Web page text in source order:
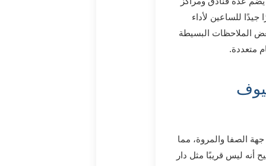
للساعين لأداء
الملاحظات البسيطة
متعددة.
الصفا والمروة، مما
أنه ليس قريبًا مثل دار